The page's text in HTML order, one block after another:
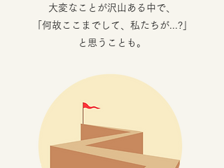
大変なことが沢山ある中で、
「何故ここまでして、私たちが...?」
と思うことも。